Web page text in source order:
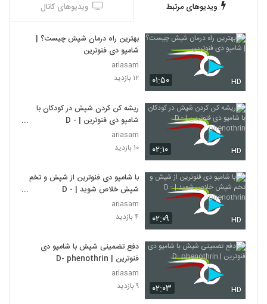
ویدیوهای مرتبط ویدیوهای کانال
۰۱:۵۰ HD
بهترین راه درمان شپش چیست؟ |
شامپو دی فنوترین
ariasam
۱۲ بازدید
۰۲:۱۰ HD
ریشه کن کردن شپش در کودکان با
شامپو دی فنوترین | D -
phenothrin
ariasam
۱۰ بازدید
۰۲:۰۹ HD
با شامپو دی فنوترین از شپش و تخم
شپش خلاص شوید | D -
phenothrin
ariasam
۴ بازدید
۰۲:۰۳ HD
دفع تضمینی شپش با شامپو دی
فنوترین | D- phenothrin
ariasam
۹ بازدید